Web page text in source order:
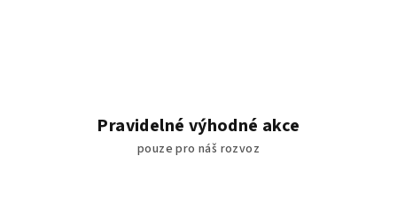
Pravidelné výhodné akce
pouze pro náš rozvoz